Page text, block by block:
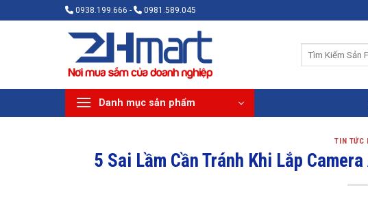
qua
0938.199.666 - 0981.589.045
Danh mục sản phẩm
TIN TỨC
5 Sai Lầm Cần Tránh Khi Lắp